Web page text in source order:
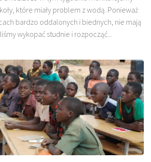
które miały problem z wodą. Ponieważ
bardzo oddalonych i biednych, nie mają
wykopać studnie i rozpocząć...